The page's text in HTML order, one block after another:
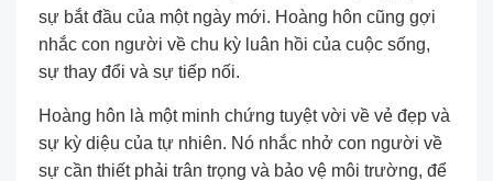
sự bắt đầu của một ngày mới. Hoàng hôn cũng gợi
nhắc con người về chu kỳ luân hồi của cuộc sống,
sự thay đổi và sự tiếp nối.
Hoàng hôn là một minh chứng tuyệt vời về vẻ đẹp và
sự kỳ diệu của tự nhiên. Nó nhắc nhở con người về
sự cần thiết phải trân trọng và bảo vệ môi trường, để